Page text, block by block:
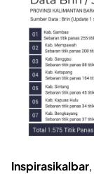
Inspirasikalbar,